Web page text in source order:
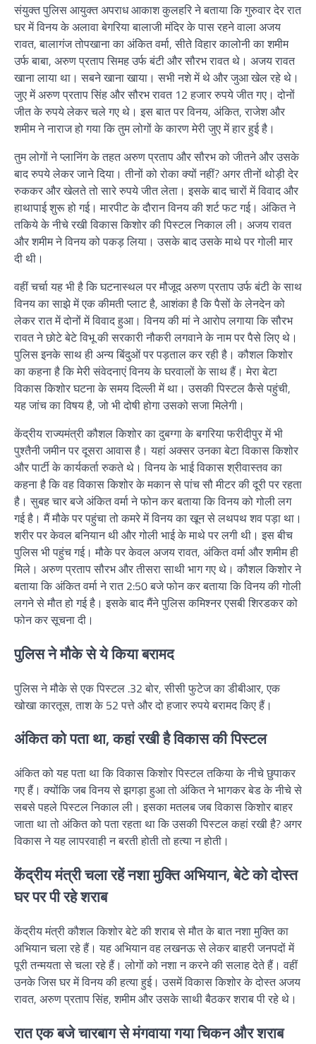
संयुक्त पुलिस आयुक्त अपराध आकाश कुलहरि ने बताया कि गुरुवार देर रात
घर में विनय के अलावा बेगरिया बालाजी मंदिर के पास रहने वाला अजय
रावत, बालागंज तोपखाना का अंकित वर्मा, सीते विहार कालोनी का शमीम
उर्फ बाबा, अरुण प्रताप सिमह उर्फ बंटी और सौरभ रावत थे। अजय रावत
खाना लाया था। सबने खाना खाया। सभी नशे में थे और जुआ खेल रहे थे।
जुए में अरुण प्रताप सिंह और सौरभ रावत 12 हजार रुपये जीत गए। दोनों
जीत के रुपये लेकर चले गए थे। इस बात पर विनय, अंकित, राजेश और
शमीम ने नाराज हो गया कि तुम लोगों के कारण मेरी जुए में हार हुई है।
तुम लोगों ने प्लानिंग के तहत अरुण प्रताप और सौरभ को जीतने और उसके
बाद रुपये लेकर जाने दिया। तीनों को रोका क्यों नहीं? अगर तीनों थोड़ी देर
रुककर और खेलते तो सारे रुपये जीत लेता। इसके बाद चारों में विवाद और
हाथापाई शुरू हो गई। मारपीट के दौरान विनय की शर्ट फट गई। अंकित ने
तकिये के नीचे रखी विकास किशोर की पिस्टल निकाल ली। अजय रावत
और शमीम ने विनय को पकड़ लिया। उसके बाद उसके माथे पर गोली मार
दी थी।
वहीं चर्चा यह भी है कि घटनास्थल पर मौजूद अरुण प्रताप उर्फ बंटी के साथ
विनय का साझे में एक कीमती प्लाट है, आशंका है कि पैसों के लेनदेन को
लेकर रात में दोनों में विवाद हुआ। विनय की मां ने आरोप लगाया कि सौरभ
रावत ने छोटे बेटे विभू की सरकारी नौकरी लगवाने के नाम पर पैसे लिए थे।
पुलिस इनके साथ ही अन्य बिंदुओं पर पड़ताल कर रही है। कौशल किशोर
का कहना है कि मेरी संवेदनाएं विनय के घरवालों के साथ हैं। मेरा बेटा
विकास किशोर घटना के समय दिल्ली में था। उसकी पिस्टल कैसे पहुंची,
यह जांच का विषय है, जो भी दोषी होगा उसको सजा मिलेगी।
केंद्रीय राज्यमंत्री कौशल किशोर का दुबग्गा के बगरिया फरीदीपुर में भी
पुश्तैनी जमीन पर दूसरा आवास है। यहां अक्सर उनका बेटा विकास किशोर
और पार्टी के कार्यकर्ता रुकते थे। विनय के भाई विकास श्रीवास्तव का
कहना है कि वह विकास किशोर के मकान से पांच सौ मीटर की दूरी पर रहता
है। सुबह चार बजे अंकित वर्मा ने फोन कर बताया कि विनय को गोली लग
गई है। मैं मौके पर पहुंचा तो कमरे में विनय का खून से लथपथ शव पड़ा था।
शरीर पर केवल बनियान थी और गोली भाई के माथे पर लगी थी। इस बीच
पुलिस भी पहुंच गई। मौके पर केवल अजय रावत, अंकित वर्मा और शमीम ही
मिले। अरुण प्रताप सौरभ और तीसरा साथी भाग गए थे। कौशल किशोर ने
बताया कि अंकित वर्मा ने रात 2:50 बजे फोन कर बताया कि विनय की गोली
लगने से मौत हो गई है। इसके बाद मैंने पुलिस कमिश्नर एसबी शिरडकर को
फोन कर सूचना दी।
पुल‍िस ने मौके से ये क‍िया बरामद
पुलिस ने मौके से एक पिस्टल .32 बोर, सीसी फुटेज का डीबीआर, एक
खोखा कारतूस, ताश के 52 पत्ते और दो हजार रुपये बरामद किए हैं।
अंकित को पता था, कहां रखी है विकास की पिस्टल
अंकित को यह पता था कि विकास किशोर पिस्टल तकिया के नीचे छुपाकर
गए हैं। क्योंकि जब विनय से झगड़ा हुआ तो अंकित ने भागकर बेड के नीचे से
सबसे पहले पिस्टल निकाल ली। इसका मतलब जब विकास किशोर बाहर
जाता था तो अंकित को पता रहता था कि उसकी पिस्टल कहां रखी है? अगर
विकास ने यह लापरवाही न बरती होती तो हत्या न होती।
केंद्रीय मंत्री चला रहें नशा मुक्ति अभियान, बेटे को दोस्त
घर पर पी रहे शराब
केंद्रीय मंत्री कौशल किशोर बेटे की शराब से मौत के बात नशा मुक्ति का
अभियान चला रहे हैं। यह अभियान वह लखनऊ से लेकर बाहरी जनपदों में
पूरी तन्मयता से चला रहे हैं। लोगों को नशा न करने की सलाह देते हैं। वहीं
उनके जिस घर में विनय की हत्या हुई। उसमें विकास किशोर के दोस्त अजय
रावत, अरुण प्रताप सिंह, शमीम और उसके साथी बैठकर शराब पी रहे थे।
रात एक बजे चारबाग से मंगवाया गया चिकन और शराब